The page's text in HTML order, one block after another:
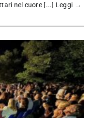
nel cuore [...] Leggi →